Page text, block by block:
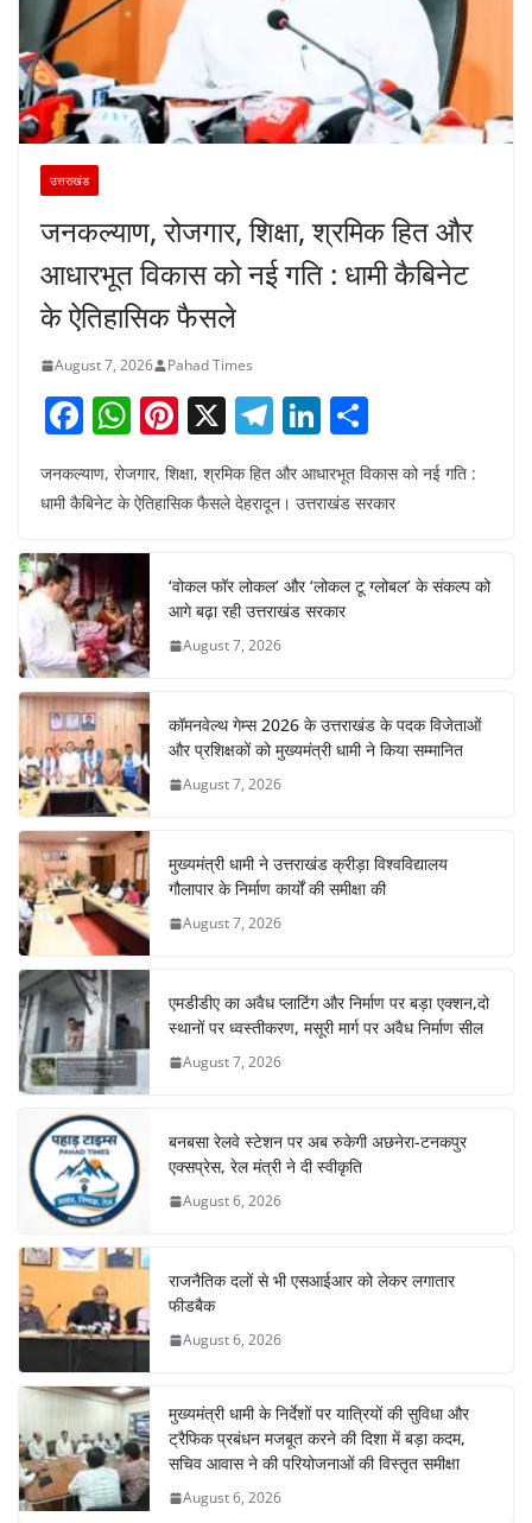
उत्तराखंड
जनकल्याण, रोजगार, शिक्षा, श्रमिक हित और
आधारभूत विकास को नई गति : धामी कैबिनेट
के ऐतिहासिक फैसले
August 7, 2026 Pahad Times
F
c
b
o
o
k
W
at
s
A
p
p
Pi
er
st
X T
el
e
a
m
Li
k
dI
n
h
ar
जनकल्याण, रोजगार, शिक्षा, श्रमिक हित और आधारभूत विकास को नई गति :
धामी कैबिनेट के ऐतिहासिक फैसले देहरादून। उत्तराखंड सरकार
‘वोकल फॉर लोकल’ और ‘लोकल टू ग्लोबल’ के संकल्प को
आगे बढ़ा रही उत्तराखंड सरकार
August 7, 2026
कॉमनवेल्थ गेम्स 2026 के उत्तराखंड के पदक विजेताओं
और प्रशिक्षकों को मुख्यमंत्री धामी ने किया सम्मानित
August 7, 2026
मुख्यमंत्री धामी ने उत्तराखंड क्रीड़ा विश्वविद्यालय
गौलापार के निर्माण कार्यों की समीक्षा की
August 7, 2026
एमडीडीए का अवैध प्लाटिंग और निर्माण पर बड़ा एक्शन,दो
स्थानों पर ध्वस्तीकरण, मसूरी मार्ग पर अवैध निर्माण सील
August 7, 2026
बनबसा रेलवे स्टेशन पर अब रुकेगी अछनेरा-टनकपुर
एक्सप्रेस, रेल मंत्री ने दी स्वीकृति
August 6, 2026
राजनैतिक दलों से भी एसआईआर को लेकर लगातार
फीडबैक
August 6, 2026
मुख्यमंत्री धामी के निर्देशों पर यात्रियों की सुविधा और
ट्रैफिक प्रबंधन मजबूत करने की दिशा में बड़ा कदम,
सचिव आवास ने की परियोजनाओं की विस्तृत समीक्षा
August 6, 2026